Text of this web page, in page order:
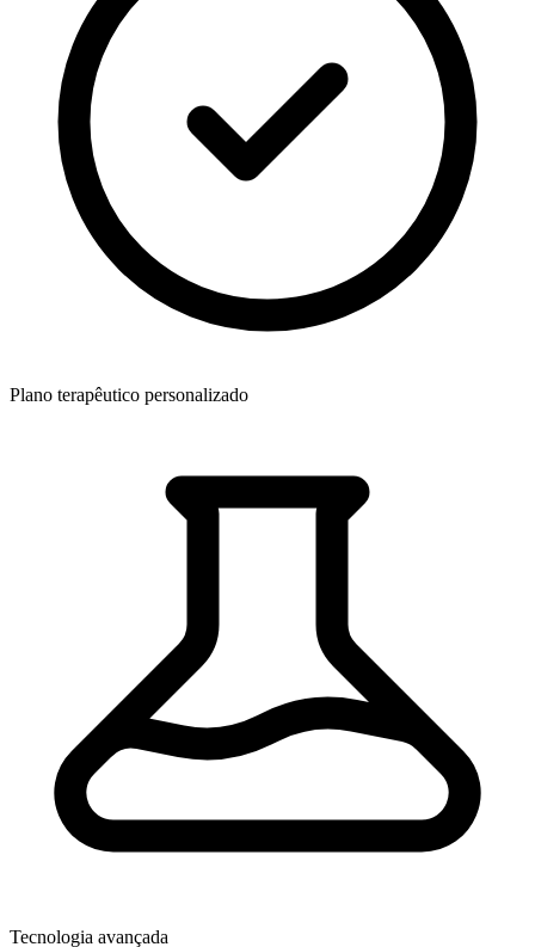
Plano terapêutico personalizado
Tecnologia avançada